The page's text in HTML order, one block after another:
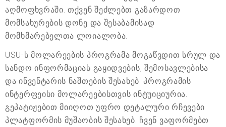
აღმოფხვრაში. თქვენ შეძლებთ გაზარდოთ
მომსახურების დონე და შესაბამისად
მომხმარებელთა ლოიალობა.
USU-ს მოლარეების პროგრამა მოგაწვდით სრულ და
სანდო ინფორმაციას გაყიდვების, შემოსავლებისა
და ინვენტარის ნაშთების შესახებ. პროგრამის
ინტერფეისი მოლარეებისთვის ინტუიციურია.
გეპატიჟებით მიიღოთ უფრო დეტალური რჩევები
პლატფორმის მუშაობის შესახებ. ჩვენ ვაფორმებთ